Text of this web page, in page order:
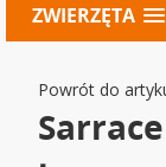
ZWIERZĘTA
Powrót do